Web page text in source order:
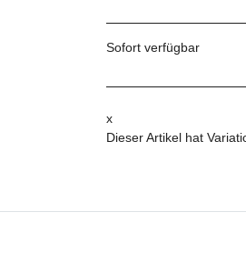
Sofort verfügbar
x
Dieser Artikel hat